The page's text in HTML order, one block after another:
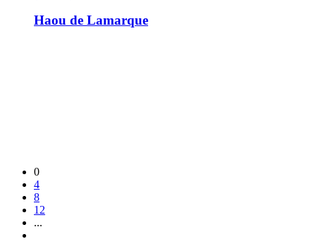
Haou de Lamarque
0
4
8
12
...